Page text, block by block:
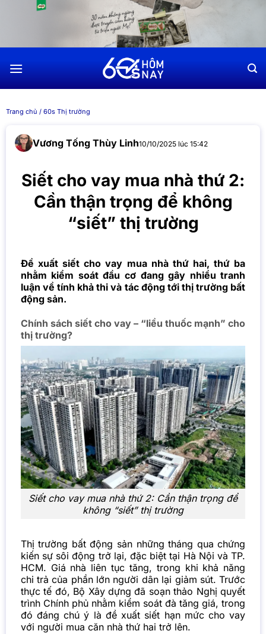
dung
Trang chủ / 60s Thị trường
Vương Tống Thùy Linh10/10/2025 lúc 15:42
Siết cho vay mua nhà thứ 2:
Cần thận trọng để không
“siết” thị trường
Đề xuất siết cho vay mua nhà thứ hai, thứ ba
nhằm kiểm soát đầu cơ đang gây nhiều tranh
luận về tính khả thi và tác động tới thị trường bất
động sản.
Chính sách siết cho vay – “liều thuốc mạnh” cho
thị trường?
Siết cho vay mua nhà thứ 2: Cần thận trọng để
không “siết” thị trường
Thị trường bất động sản những tháng qua chứng
kiến sự sôi động trở lại, đặc biệt tại Hà Nội và TP.
HCM. Giá nhà liên tục tăng, trong khi khả năng
chi trả của phần lớn người dân lại giảm sút. Trước
thực tế đó, Bộ Xây dựng đã soạn thảo Nghị quyết
trình Chính phủ nhằm kiểm soát đà tăng giá, trong
đó đáng chú ý là đề xuất siết hạn mức cho vay
với người mua căn nhà thứ hai trở lên.